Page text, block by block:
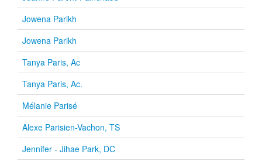
Jowena Parikh
Jowena Parikh
Tanya Paris, Ac
Tanya Paris, Ac.
Mélanie Parisé
Alexe Parisien-Vachon, TS
Jennifer - Jihae Park, DC